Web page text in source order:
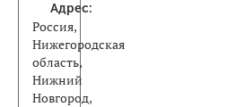
Адрес:
Россия,
Нижегородская
область,
Нижний
Новгород,